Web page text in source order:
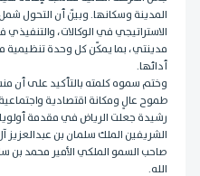
المدينة وسكانها. وبيّن أن التحول
الاستراتيجي في الوكالات،
مدينتي، بما يمكّن كل وحدة تنظيمية
أدائها.
وختم سموه كلمته بالتأكيد على أن
طموح عالٍ ومكانة اقتصادية
رشيدة جعلت الرياض في مقدمة
الشريفين الملك سلمان بن
صاحب السمو الملكي الأمير محمد بن
الله.